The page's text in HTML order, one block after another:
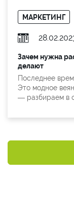
МАРКЕТИНГ
Зачем нужна
делают
Последнее
Это модное
— разбираем в